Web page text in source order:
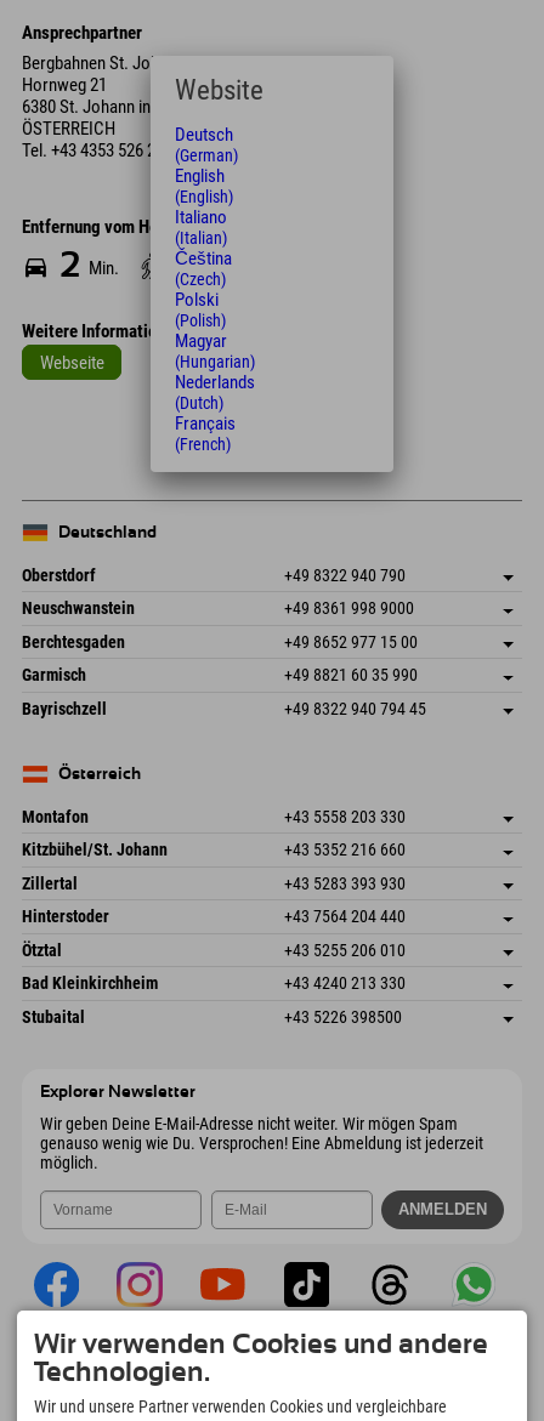
Ansprechpartner
Bergbahnen St. Johann
Hornweg 21
6380 St. Johann in Tirol
ÖSTERREICH
Tel. +43 4353 526 22 93
Entfernung vom Hotel
2 Min. 12 Min.
Weitere Informationen
Webseite
Deutschland
Oberstdorf +49 8322 940 790
An der Breitach 3
Deutschland
Adresse speichern
Buchen
Neuschwanstein +49 8361 998 9000
An der Riese 45
87484 Nesselwang im Allgäu
Deutschland
Adresse speichern
Anreiseinfos
Buchen
Berchtesgaden +49 8652 977 15 00
Hofreitstr. 7
Deutschland
Adresse speichern
Buchen
Garmisch +49 8821 60 35 990
Frickenstraße 22
82490 Farchant
Adresse speichern
Anreiseinfos
Bayrischzell +49 8322 940 794 45
Deutschland
Österreich
Montafon +43 5558 203 330
Dorfstr. 127b
6793 Gaschurn/Montafon
Österreich
Adresse speichern
Buchen
Kitzbühel/St. Johann +43 5352 216 660
Speckbacherstraße 87
6380 St. Johann in Tirol
Österreich
Adresse speichern
Anreiseinfos
Buchen
Zillertal +43 5283 393 930
Schmiedau 2
Österreich
Adresse speichern
Buchen
Hinterstoder +43 7564 204 440
Freizeitpark 10
4573 Hinterstoder
Österreich
Adresse speichern
Anreiseinfos
Buchen
Ötztal +43 5255 206 010
Gscheat 14
Österreich
Adresse speichern
Buchen
Bad Kleinkirchheim +43 4240 213 330
Dorfstraße 24
9546 Bad Kleinkirchheim
Adresse speichern
Anreiseinfos
Stubaital +43 5226 398500
Explorer Newsletter
Wir geben Deine E-Mail-Adresse nicht weiter. Wir mögen Spam
genauso wenig wie Du. Versprochen! Eine Abmeldung ist jederzeit
möglich.
Explorer App
Upload Deiner #ExplorerMoments, Mein
Explorer To Go mit Buchungsübersicht,
Wir verwenden Cookies und andere
Technologien.
Wir und unsere Partner verwenden Cookies und vergleichbare
Website
Deutsch
(German)
English
(English)
Italiano
(Italian)
Čeština
(Czech)
Polski
(Polish)
Magyar
(Hungarian)
Nederlands
(Dutch)
Français
(French)